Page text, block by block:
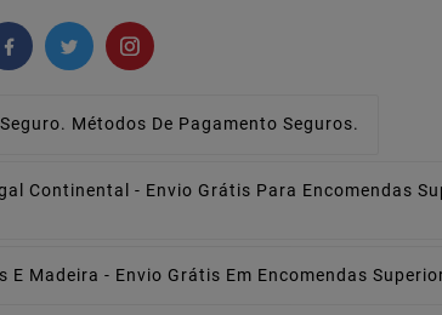
Métodos De Pagamento Seguros.
Continental - Envio Grátis Para Encomendas
E Madeira - Envio Grátis Em Encomendas